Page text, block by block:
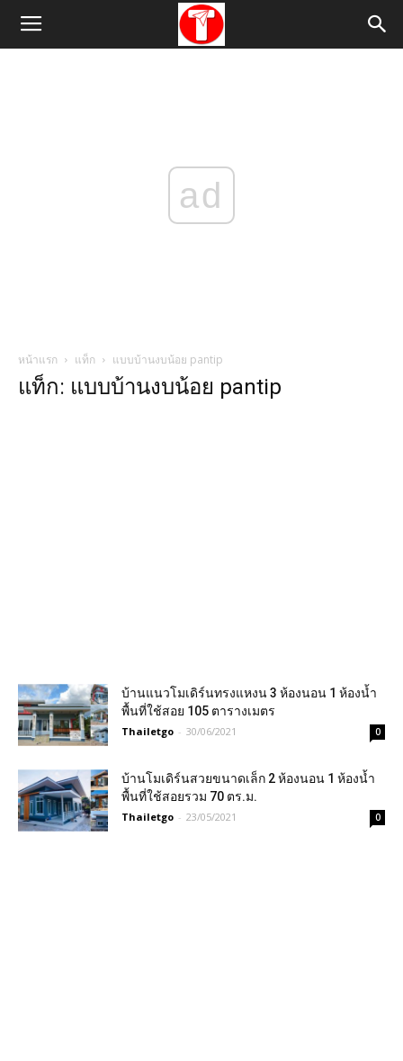
ad
หน้าแรก แท็ก แบบบ้านงบน้อย pantip
แท็ก: แบบบ้านงบน้อย pantip
บ้านแนวโมเดิร์นทรงแหงน 3 ห้องนอน 1 ห้องน้ำ
พื้นที่ใช้สอย 105 ตารางเมตร
Thailetgo - 30/06/2021 0
บ้านโมเดิร์นสวยขนาดเล็ก 2 ห้องนอน 1 ห้องน้ำ
พื้นที่ใช้สอยรวม 70 ตร.ม.
Thailetgo - 23/05/2021 0